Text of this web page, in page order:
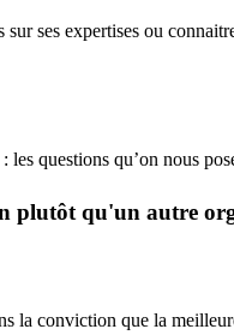
ses expertises ou
questions qu’on nous
plutôt qu'un autre
la conviction que la